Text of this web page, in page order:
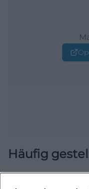
Häufig